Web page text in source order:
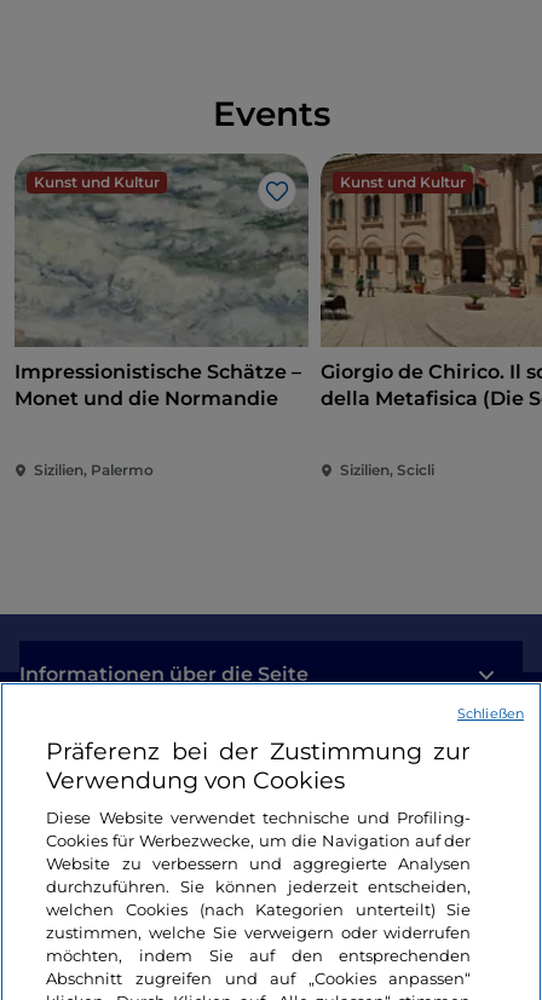
Events
Kunst und Kultur
Like
Impressionistische Schätze –
Monet und die Normandie
Sizilien, Palermo
Kunst und Kultur
Giorgio de Chirico. Il
della Metafisica (Die
Sizilien, Scicli
Informationen über die Seite
Nützliche Links
Login
Bleiben wir in Kontakt
Präferenz bei der Zustimmung zur
Verwendung von Cookies
Diese Website verwendet technische und Profiling-
Cookies für Werbezwecke, um die Navigation auf der
Website zu verbessern und aggregierte Analysen
durchzuführen. Sie können jederzeit entscheiden,
welchen Cookies (nach Kategorien unterteilt) Sie
zustimmen, welche Sie verweigern oder widerrufen
möchten, indem Sie auf den entsprechenden
Abschnitt zugreifen und auf „Cookies anpassen“
Schließen